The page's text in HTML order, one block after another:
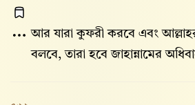
আর যারা কুফরী করবে এবং
বলবে, তারা হবে জাহান্নামের